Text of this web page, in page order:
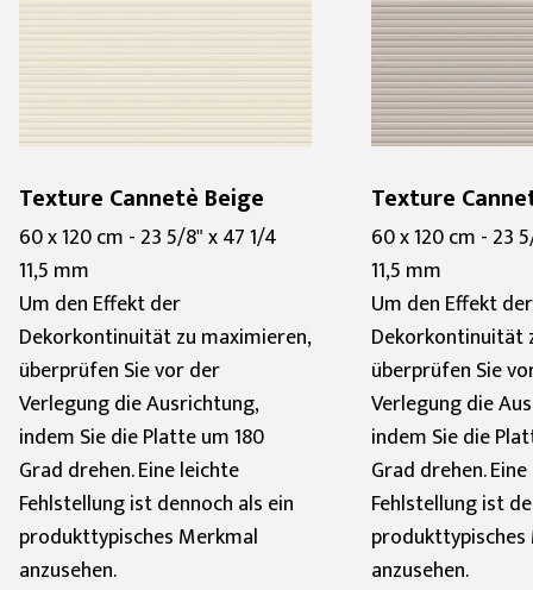
Texture Cannetè Beige
60 x 120 cm - 23 5/8" x 47 1/4
11,5 mm
Um den Effekt der
Dekorkontinuität zu maximieren,
überprüfen Sie vor der
Verlegung die Ausrichtung,
indem Sie die Platte um 180
Grad drehen. Eine leichte
Fehlstellung ist dennoch als ein
produkttypisches Merkmal
anzusehen.
Texture
60 x 120 cm - 23
11,5 mm
Um den Effekt der
Dekorkontinuität
überprüfen Sie
Verlegung die
indem Sie die
Grad drehen.
Fehlstellung ist
anzusehen.